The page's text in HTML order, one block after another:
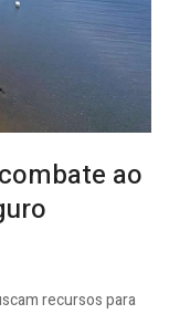
ao
recursos para